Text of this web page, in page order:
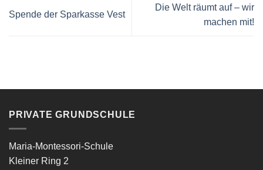
Spende der Sparkasse Vest
Die Welt räumt auf – wir
machen mit!
PRIVATE GRUNDSCHULE
Maria-Montessori-Schule
Kleiner Ring 2